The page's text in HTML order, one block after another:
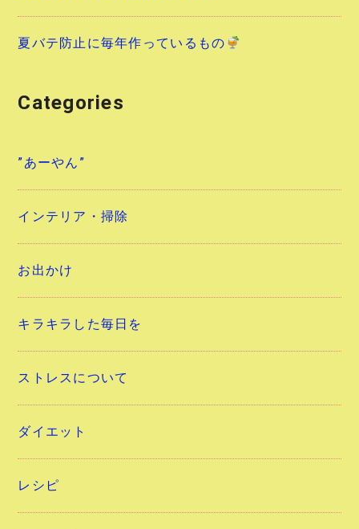
夏バテ防止に毎年作っているもの
Categories
”あーやん”
インテリア・掃除
お出かけ
キラキラした毎日を
ストレスについて
ダイエット
レシピ